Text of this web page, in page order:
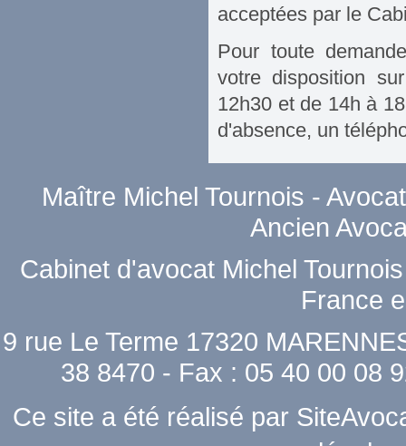
acceptées par le
Pour toute
votre disposition
12h30 et de 14h à
d'absence, un
Maître Michel Tournois -
Ancien
Cabinet d'avocat Michel
France
9 rue Le Terme 17320
38 8470 - Fax : 05 40 00 08
Ce site a été réalisé par